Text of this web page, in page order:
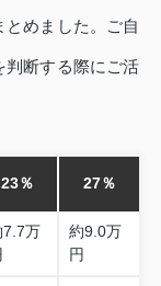
めました。ご自
判断する際にご活
23％ 27％
7.7万
約9.0万
円